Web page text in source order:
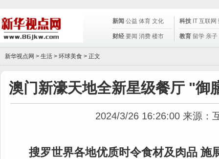
新闻 公益 体育 文化
财经 要闻 消费 楼市
科技 IT 互联网
教育 留学 亲子
新华视点网 > 生活 > 环球美食 > 正文
澳门新濠天地全新星级餐厅 "御
2024/3/26 16:26:00 来源：
搜罗世界各地优质时令食材及肉品 施